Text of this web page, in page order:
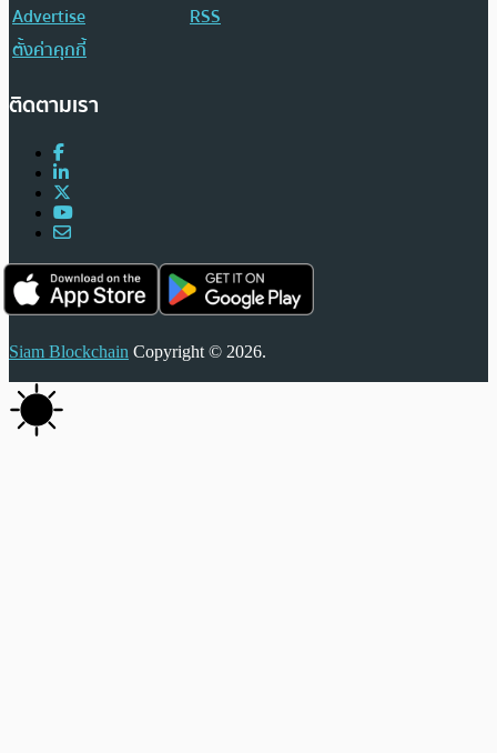
Advertise
RSS
ตั้งค่าคุกกี้
ติดตามเรา
Siam Blockchain Copyright © 2026.